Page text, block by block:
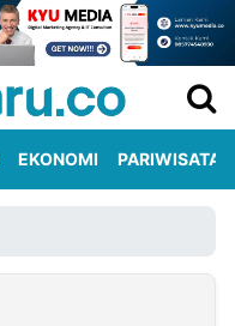
EKONOMI PARIWISATA